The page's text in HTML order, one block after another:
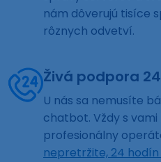
nám dôverujú tisíce
rôznych odvetví.
Živá podpora
U nás sa nemusíte
chatbot. Vždy s
profesionálny
nepretržite, 24